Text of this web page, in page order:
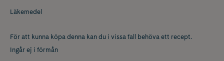
Läkemedel
För att kunna köpa denna kan du i vissa fall behöva ett recept.
Ingår ej i förmån